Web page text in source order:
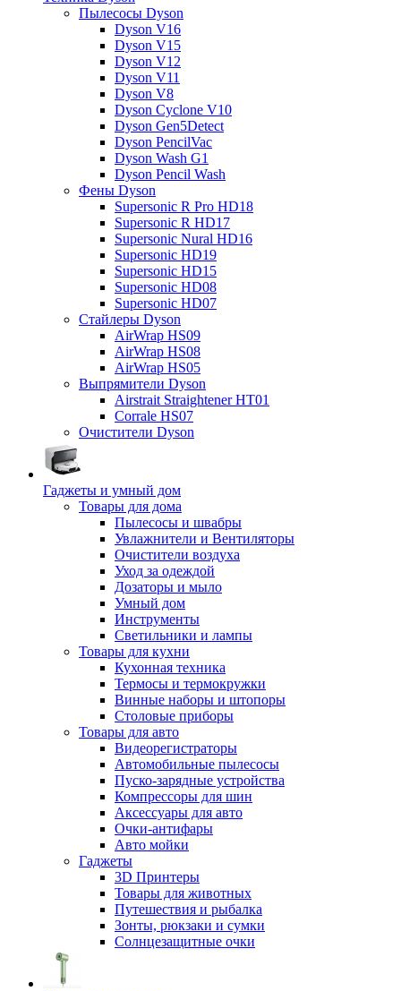
Пылесосы Dyson
Dyson V16
Dyson V15
Dyson V12
Dyson V11
Dyson V8
Dyson Cyclone V10
Dyson Gen5Detect
Dyson PencilVac
Dyson Wash G1
Dyson Pencil Wash
Фены Dyson
Supersonic R Pro HD18
Supersonic R HD17
Supersonic Nural HD16
Supersonic HD19
Supersonic HD15
Supersonic HD08
Supersonic HD07
Стайлеры Dyson
AirWrap HS09
AirWrap HS08
AirWrap HS05
Выпрямители Dyson
Airstrait Straightener HT01
Corrale HS07
Очистители Dyson
Гаджеты и умный дом
Товары для дома
Пылесосы и швабры
Увлажнители и Вентиляторы
Очистители воздуха
Уход за одеждой
Дозаторы и мыло
Умный дом
Инструменты
Светильники и лампы
Товары для кухни
Кухонная техника
Термосы и термокружки
Винные наборы и штопоры
Столовые приборы
Товары для авто
Видеорегистраторы
Автомобильные пылесосы
Пуско-зарядные устройства
Компрессоры для шин
Аксессуары для авто
Очки-антифары
Авто мойки
Гаджеты
3D Принтеры
Товары для животных
Путешествия и рыбалка
Зонты, рюкзаки и сумки
Солнцезащитные очки